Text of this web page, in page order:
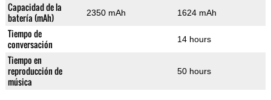
Capacidad de la
batería (mAh)
2350 mAh 1624 mAh
Tiempo de
conversación
14 hours
Tiempo en
reproducción de
música
50 hours